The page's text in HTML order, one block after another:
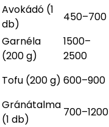
Avokádó (1
db)
450–700
Garnéla
(200 g)
1500–
2500
Tofu (200 g) 600–900
Gránátalma
(1 db)
700–1200